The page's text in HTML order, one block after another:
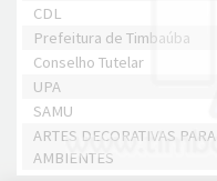
CDL
Prefeitura de Timbaúba
Conselho Tutelar
UPA
SAMU
ARTES DECORATIVAS PARA
AMBIENTES